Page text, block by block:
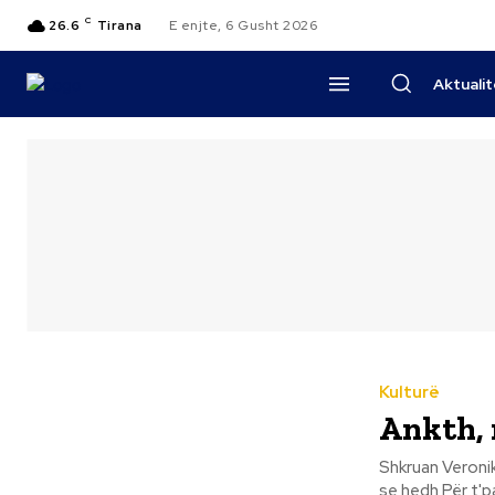
26.6 C Tirana E enjte, 6 Gusht 2026
Kulturë
Ankth,
Shkruan Veronike Shkreli Pepushaj